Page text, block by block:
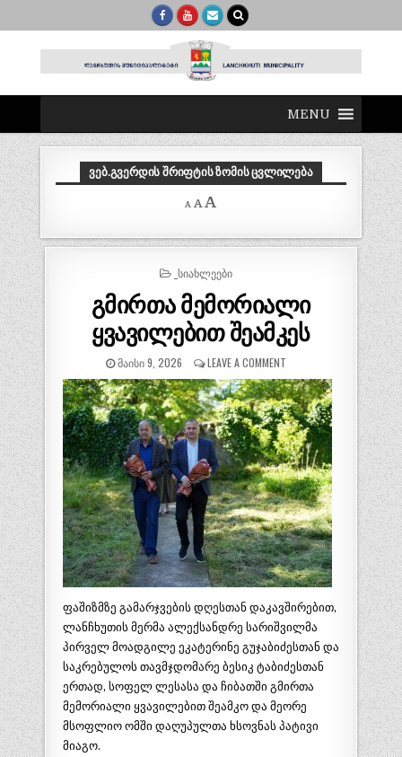
MENU
ᲕᲔᲑ.ᲒᲕᲔᲠᲓᲘᲡ ᲨᲠᲘᲤᲢᲘᲡ ᲖᲝᲛᲘᲡ ᲪᲕᲚᲘᲚᲔᲑᲐ
A
Decrease
font
A Reset
A
size.
POSTED
_ᲡᲘᲐᲮᲚᲔᲔᲑᲘ
გმირთა მემორიალი
ყვავილებით შეამკეს
ᲛᲐᲘᲡᲘ 9, 2026 LEAVE A COMMENT
ფაშიზმზე გამარჯვების დღესთან დაკავშირებით,
ლანჩხუთის მერმა ალექსანდრე სარიშვილმა
პირველ მოადგილე ეკატერინე გუჯაბიძესთან და
საკრებულოს თავმჯდომარე ბესიკ ტაბიძესთან
ერთად, სოფელ ლესასა და ჩიბათში გმირთა
მემორიალი ყვავილებით შეამკო და მეორე
მსოფლიო ომში დაღუპულთა ხსოვნას პატივი
მიაგო.